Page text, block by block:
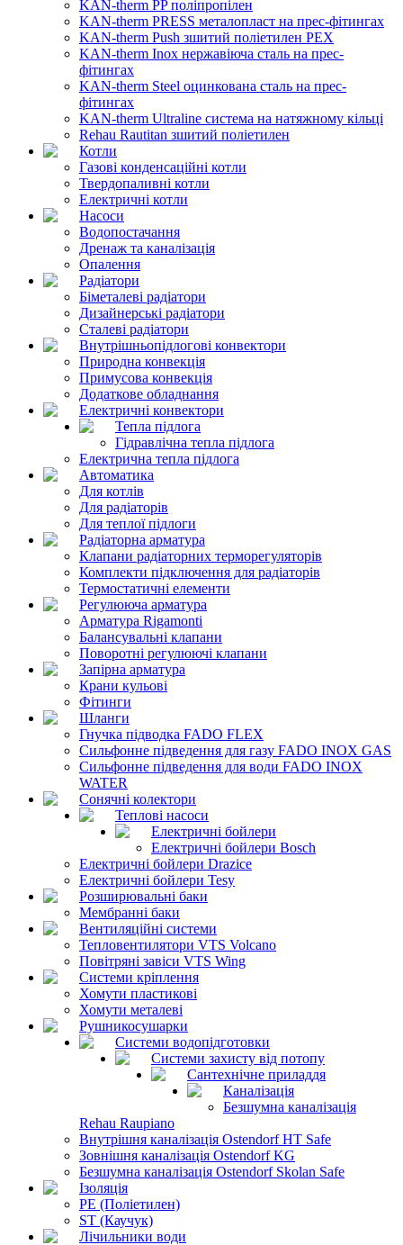
KAN-therm PP поліпропілен
KAN-therm PRESS металопласт на прес-фітингах
KAN-therm Push зшитий поліетилен PEX
KAN-therm Inox нержавіюча сталь на прес-
фітингах
KAN-therm Steel оцинкована сталь на прес-
фітингах
KAN-therm Ultraline система на натяжному кільці
Rehau Rautitan зшитий поліетилен
Котли
Газові конденсаційні котли
Твердопаливні котли
Електричні котли
Насоси
Водопостачання
Дренаж та каналізація
Опалення
Радіатори
Біметалеві радіатори
Дизайнерські радіатори
Сталеві радіатори
Внутрішньопідлогові конвектори
Природна конвекція
Примусова конвекція
Додаткове обладнання
Електричні конвектори
Тепла підлога
Гідравлічна тепла підлога
Електрична тепла підлога
Автоматика
Для котлів
Для радіаторів
Для теплої підлоги
Радіаторна арматура
Клапани радіаторних терморегуляторів
Комплекти підключення для радіаторів
Термостатичні елементи
Регулююча арматура
Арматура Rigamonti
Балансувальні клапани
Поворотні регулюючі клапани
Запірна арматура
Крани кульові
Фітинги
Шланги
Гнучка підводка FADO FLEX
Сильфонне підведення для газу FADO INOX GAS
Сильфонне підведення для води FADO INOX
WATER
Сонячні колектори
Теплові насоси
Електричні бойлери
Електричні бойлери Bosch
Електричні бойлери Drazice
Електричні бойлери Tesy
Розширювальні баки
Мембранні баки
Вентиляційні системи
Тепловентилятори VTS Volcano
Повітряні завіси VTS Wing
Системи кріплення
Хомути пластикові
Хомути металеві
Рушникосушарки
Системи водопідготовки
Системи захисту від потопу
Сантехнічне приладдя
Каналізація
Безшумна каналізація
Rehau Raupiano
Внутрішня каналізація Ostendorf HT Safe
Зовнішня каналізація Ostendorf KG
Безшумна каналізація Ostendorf Skolan Safe
Ізоляція
PE (Поліетилен)
ST (Каучук)
Лічильники води